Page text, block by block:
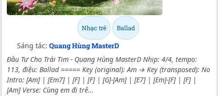
Nhạc trẻ Ballad
Sáng tác: Quang Hùng MasterD
Đầu Tư Cho Trái Tim - Quang Hùng MasterD Nhịp: 4/4, tempo:
113, điệu: Ballad ===== Key (original): Am → Key (transposed): No
Intro: [Am] | [Em7] | [F] | [F] | [G]-[Am] | [E7] | [Em]-[F] | [F] |
[Am] Verse: Cùng em đi trê...